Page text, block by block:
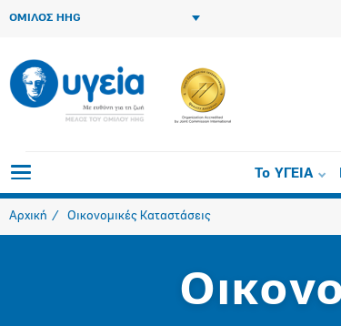
ΟΜΙΛΟΣ HHG
Το ΥΓΕΙΑ
Αρχική Οικονομικές Καταστάσεις